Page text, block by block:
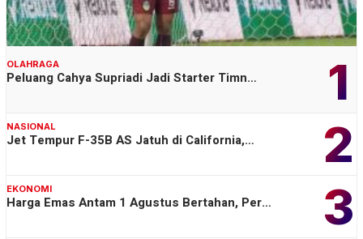
1
OLAHRAGA
Peluang Cahya Supriadi Jadi Starter Timn…
2
NASIONAL
Jet Tempur F-35B AS Jatuh di California,…
3
EKONOMI
Harga Emas Antam 1 Agustus Bertahan, Per…